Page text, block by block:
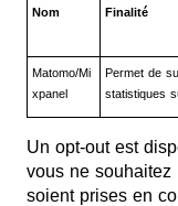
Nom Finalité
Matomo/Mi
xpanel
Permet de
statistiques
Un opt-out est
vous ne souhaitez
soient prises en